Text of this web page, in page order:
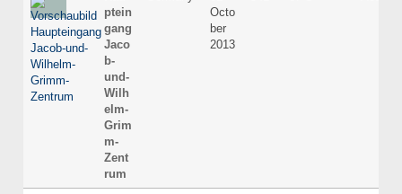
ptein
gang
Jaco
b-
und-
Wilh
elm-
Grim
m-
Zent
rum
Octo
ber
2013